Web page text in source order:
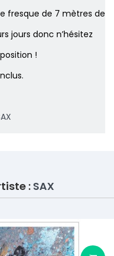
fresque de 7 mètres de
jours donc n’hésitez
!
: SAX